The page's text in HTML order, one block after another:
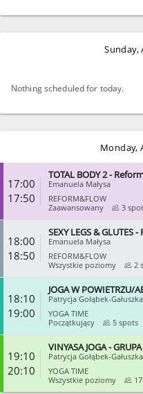
Sunday,
Nothing scheduled for today.
Monday,
17:00
17:50
TOTAL BODY 2 -
Emanuela Małysa
REFORM&FLOW
Zaawansowany
3
18:00
18:50
SEXY LEGS & GLUTES
Emanuela Małysa
REFORM&FLOW
Wszystkie poziomy
2
18:10
19:00
JOGA W POWIETRZU/
Patrycja Gołąbek-Gałuszka
YOGA TIME
Początkujący
5 spots
19:10
20:10
VINYASA JOGA -
Patrycja Gołąbek-Gałuszka
YOGA TIME
Wszystkie poziomy